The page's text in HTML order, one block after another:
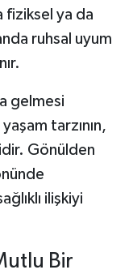
fiziksel ya da
ruhsal uyum
gelmesi
tarzının,
Gönülden
ilişkiyi
Bir